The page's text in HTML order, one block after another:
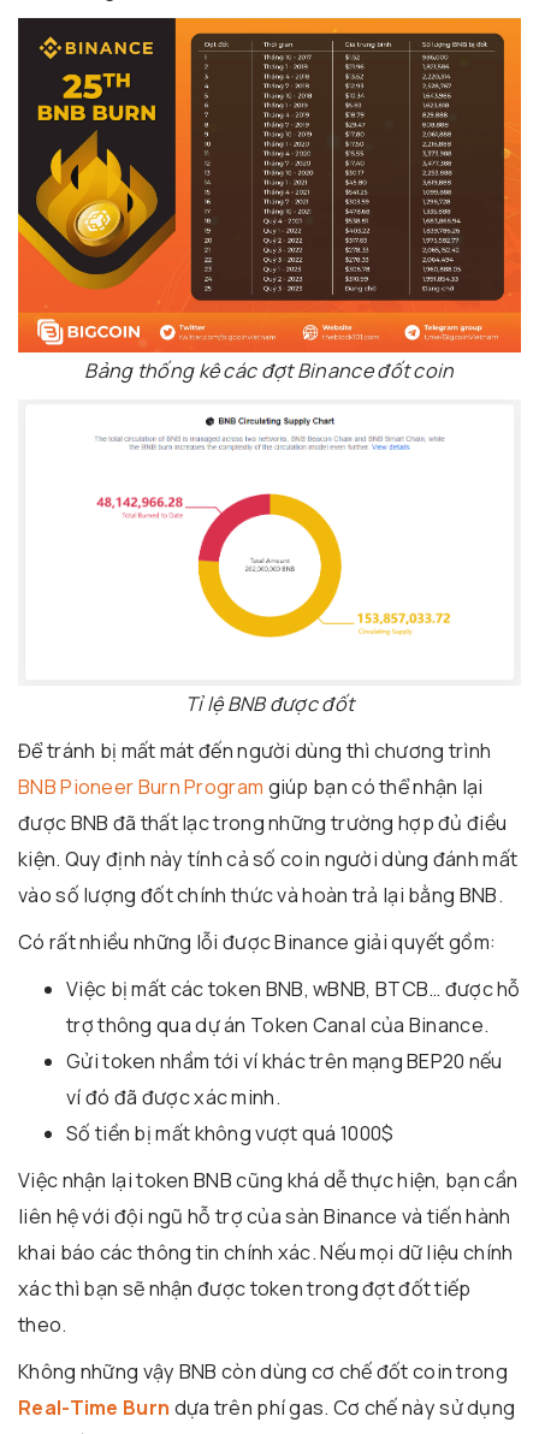
Bảng thống kê các đợt Binance đốt coin
Tỉ lệ BNB được đốt
Để tránh bị mất mát đến người dùng thì chương trình
BNB Pioneer Burn Program giúp bạn có thể nhận lại
được BNB đã thất lạc trong những trường hợp đủ điều
kiện. Quy định này tính cả số coin người dùng đánh mất
vào số lượng đốt chính thức và hoàn trả lại bằng BNB.
Có rất nhiều những lỗi được Binance giải quyết gồm:
Việc bị mất các token BNB, wBNB, BTCB… được hỗ
trợ thông qua dự án Token Canal của Binance.
Gửi token nhầm tới ví khác trên mạng BEP20 nếu
ví đó đã được xác minh.
Số tiền bị mất không vượt quá 1000$
Việc nhận lại token BNB cũng khá dễ thực hiện, bạn cần
liên hệ với đội ngũ hỗ trợ của sàn Binance và tiến hành
khai báo các thông tin chính xác. Nếu mọi dữ liệu chính
xác thì bạn sẽ nhận được token trong đợt đốt tiếp
theo.
Không những vậy BNB còn dùng cơ chế đốt coin trong
Real-Time Burn dựa trên phí gas. Cơ chế này sử dụng